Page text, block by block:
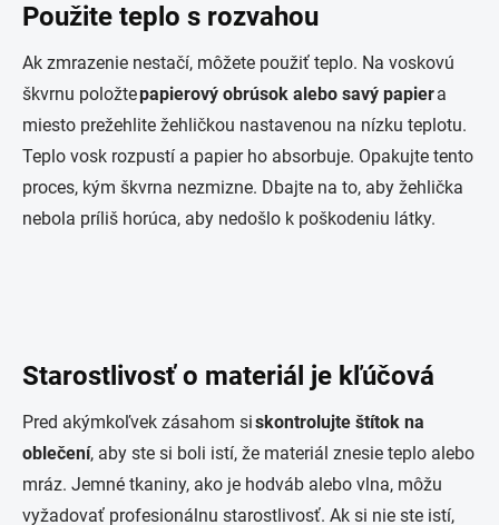
Použite teplo s rozvahou
Ak zmrazenie nestačí, môžete použiť teplo. Na voskovú
škvrnu položtepapierový obrúsok alebo savý papiera
miesto prežehlite žehličkou nastavenou na nízku teplotu.
Teplo vosk rozpustí a papier ho absorbuje. Opakujte tento
proces, kým škvrna nezmizne. Dbajte na to, aby žehlička
nebola príliš horúca, aby nedošlo k poškodeniu látky.
Starostlivosť o materiál je kľúčová
Pred akýmkoľvek zásahom siskontrolujte štítok na
oblečení, aby ste si boli istí, že materiál znesie teplo alebo
mráz. Jemné tkaniny, ako je hodváb alebo vlna, môžu
vyžadovať profesionálnu starostlivosť. Ak si nie ste istí,